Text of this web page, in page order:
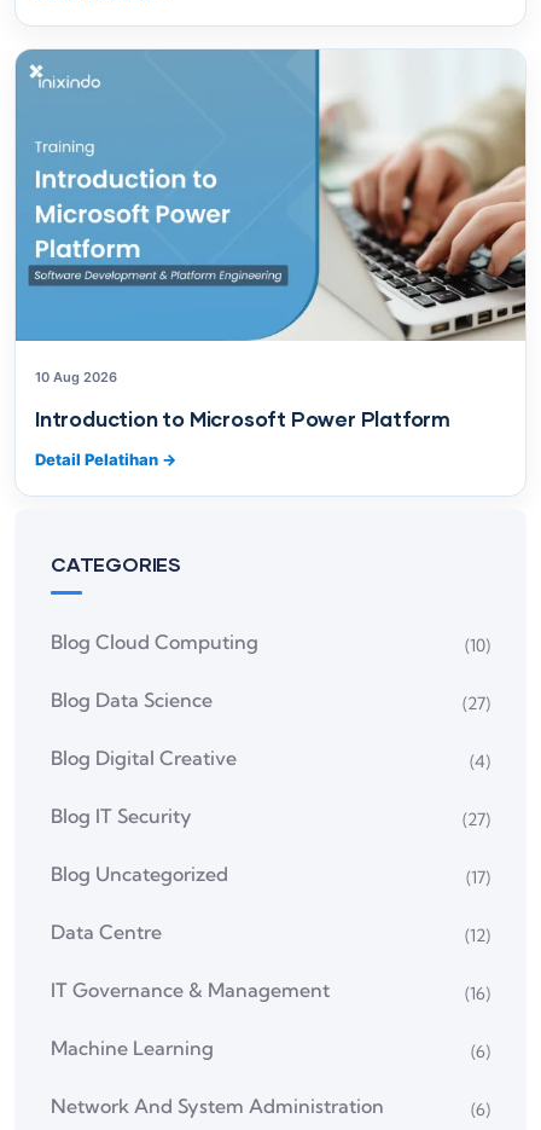
10 Aug 2026
Introduction to Microsoft Power Platform
Detail Pelatihan →
CATEGORIES
Blog Cloud Computing (10)
Blog Data Science (27)
Blog Digital Creative (4)
Blog IT Security (27)
Blog Uncategorized (17)
Data Centre (12)
IT Governance & Management (16)
Machine Learning (6)
Network And System Administration (6)